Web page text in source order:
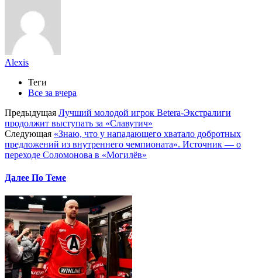
Alexis
Теги
Все за вчера
Предыдущая Лучший молодой игрок Betera-Экстралиги
продолжит выступать за «Славутич»
Следующая «Знаю, что у нападающего хватало добротных
предложений из внутреннего чемпионата». Источник — о
переходе Соломонова в «Могилёв»
Далее По Теме